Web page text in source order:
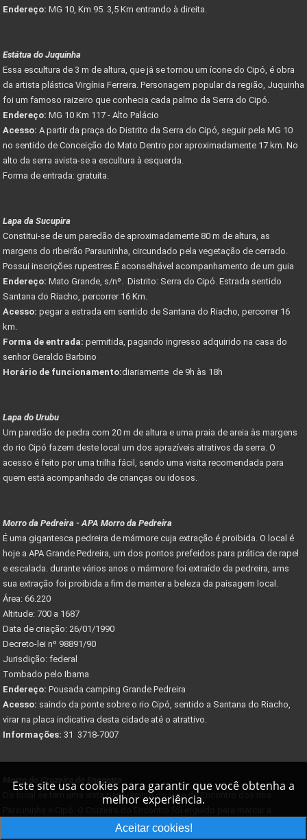
Endereço: MG 10, Km 95. 3,5 Km entrando à direita.
Estátua do Juquinha
Essa escultura de 3 m de altura, que já se tornou um ícone do Cipó, é obra
da artista plástica Virgínia Ferreira. Personagem popular da região, Juquinha
foi um famoso raizeiro que conhecia cada palmo da Serra do Cipó.
Endereço: MG 10 Km 117 - Alto Palácio
Acesso: A partir da praça do Distrito da Serra do Cipó, seguir pela MG 10
no sentido de Conceição do Mato Dentro por aproximadamente 17 km. No
alto da serra avista-se a escultura à esquerda.
Forma de entrada: gratuita.
Lapa da Sucupira
Constitui-se de um paredão de aproximadamente 80 m de altura, as
margens do ribeirão Parauninha, circundado pela vegetação de cerrado.
Possui inscrições rupestres.É aconselhável acompanhamento de um guia
Endereço: Mato Grande, s/nº. Distrito: Serra do Cipó. Estrada sentido
Santana do Riacho, percorrer 16 Km.
Acesso: pegar a estrada em sentido de Santana do Riacho, percorrer 16
km.
Forma de entrada: permitida, pagando ingresso adquirido na casa do
senhor Geraldo Barbino
Horário de funcionamento:diariamente de 9h às 18h
Lapa do Urubu
Um paredão de pedra com 20 m de altura e uma praia de areia às margens
do rio Cipó fazem deste local um dos aprazíveis atrativos da serra. O
acesso é feito por uma trilha fácil, sendo uma visita recomendada para
quem está acompanhado de crianças ou idosos.
Morro da Pedreira - APA Morro da Pedreira
É uma gigantesca pedreira de mármore cuja extração é proibida. O local é
hoje a APA Grande Pedreira, um dos pontos prefeidos para prática de rapel
e escalada. durante vários anos o mármore foi extraído da pedreira, ams
sua extração foi proibida a fim de manter a beleza da paisagem local.
Área: 66.220
Altitude: 700 a 1687
Data de criação: 26/01/1990
Decreto-lei nº 98891/90
Jurisdição: federal
Tombado pelo Ibama
Endereço: Pousada camping Grande Pedreira
Acesso: saindo da ponte sobre o rio Cipó, sentido a Santana do Riacho,
virar na placa indicativa desta cidade até o atrattivo.
Informações: 31 3718-7007
Morro do Cruzeiro do Encontro
Do local se tem uma vista panorâmica do Vale do Encontro dos rios
passagem do século 19 para o 20.
Este site usa cookies para garantir que você obtenha a
melhor experiência.
Aceitar cookies!